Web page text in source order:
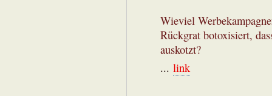
Wieviel
Rückgrat botoxisiert,
auskotzt?
... link